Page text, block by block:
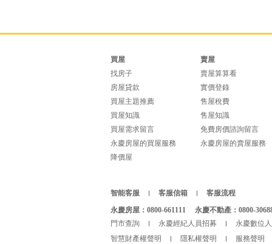
買屋
找房子
房屋貸款
買屋主題推薦
買屋知識
買屋需求留言
永慶房屋的買屋服務
降價屋
賣屋
賣屋算算看
實價登錄
售屋稅費
售屋知識
免費房價諮詢留言
永慶房屋的賣屋服務
智能客服 客服信箱
客服流程
永慶房屋：0800-661111
永慶不動產：0800-
門市查詢
永慶經紀人員招募
永慶數位
智慧財產權聲明
隱私權聲明 服務聲明